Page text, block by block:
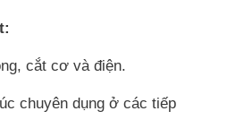
cắt cơ và điện.
chuyên dụng ở các tiếp